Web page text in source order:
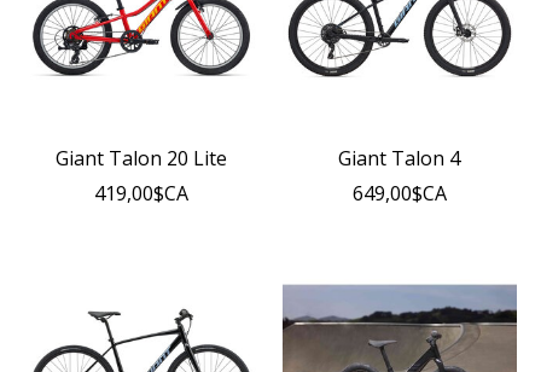
Giant Talon 20 Lite
419,00$CA
Giant Talon 4
649,00$CA